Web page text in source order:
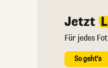
Jetzt
Für jedes
So geht's